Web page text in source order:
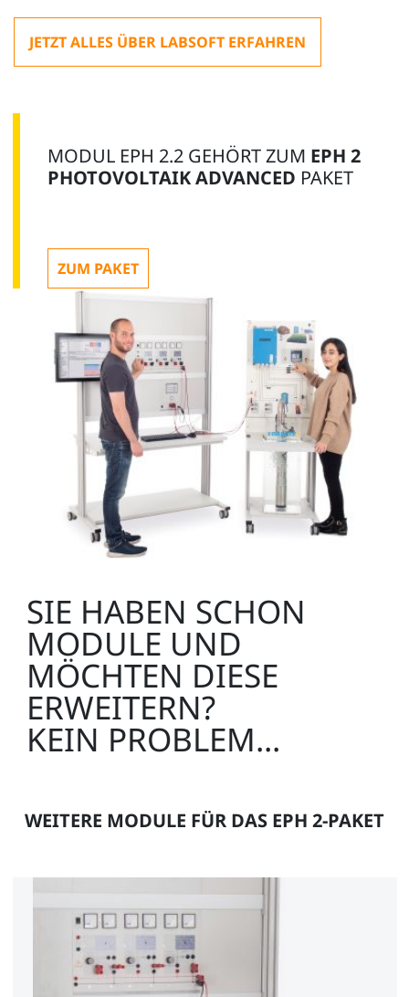
JETZT ALLES ÜBER LABSOFT ERFAHREN
MODUL EPH 2.2 GEHÖRT ZUM EPH 2
PHOTOVOLTAIK ADVANCED PAKET
ZUM PAKET
SIE HABEN SCHON
MODULE UND
MÖCHTEN DIESE
ERWEITERN?
KEIN PROBLEM...
WEITERE MODULE FÜR DAS EPH 2-PAKET